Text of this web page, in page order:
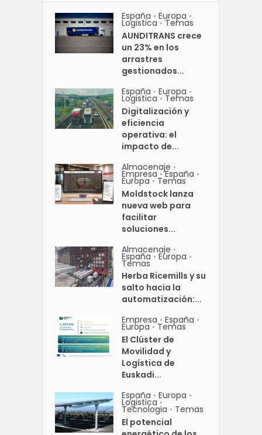
España • Europa •
Logistica • Temas
AUNDITRANS crece
un 23% en los
arrastres
gestionados...
España • Europa •
Logistica • Temas
Digitalización y
eficiencia
operativa: el
impacto de...
Almacenaje •
Empresa • España •
Europa • Temas
Moldstock lanza
nueva web para
facilitar
soluciones...
Almacenaje •
España • Europa •
Temas
Herba Ricemills y su
salto hacia la
automatización:...
Empresa • España •
Europa • Temas
El Clúster de
Movilidad y
Logística de
Euskadi...
España • Europa •
Logistica •
Tecnologia • Temas
El potencial